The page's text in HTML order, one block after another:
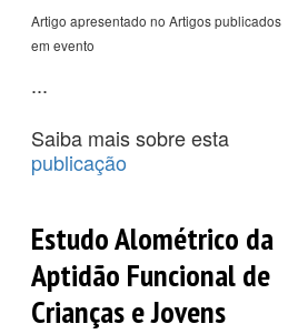
Artigo apresentado no Artigos publicados
em evento
...
Saiba mais sobre esta
publicação
Estudo Alométrico da
Aptidão Funcional de
Crianças e Jovens